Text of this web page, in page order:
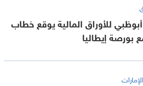
للأوراق المالية يوقع خطاب
بورصة إيطاليا